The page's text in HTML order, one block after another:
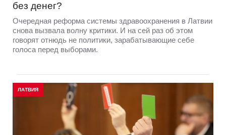
без денег?
Очередная реформа системы здравоохранения в Латвии
снова вызвала волну критики. И на сей раз об этом
говорят отнюдь не политики, зарабатывающие себе
голоса перед выборами.
ЛАТВИЯ